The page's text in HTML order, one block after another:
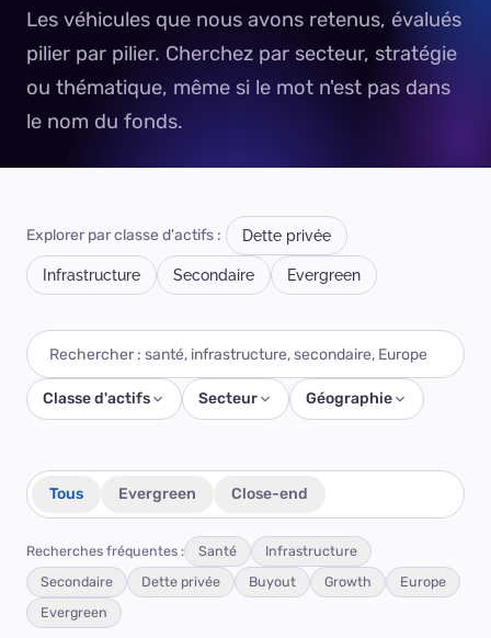
Les véhicules que nous avons retenus, évalués
pilier par pilier. Cherchez par secteur, stratégie
ou thématique, même si le mot n'est pas dans
le nom du fonds.
Explorer par classe d'actifs : Dette privée
Infrastructure Secondaire Evergreen
Classe d'actifs Secteur Géographie
Tous Evergreen Close-end
Recherches fréquentes : Santé
Infrastructure
Secondaire
Dette privée Buyout Growth
Europe
Evergreen
SCHRODERS CAPITAL